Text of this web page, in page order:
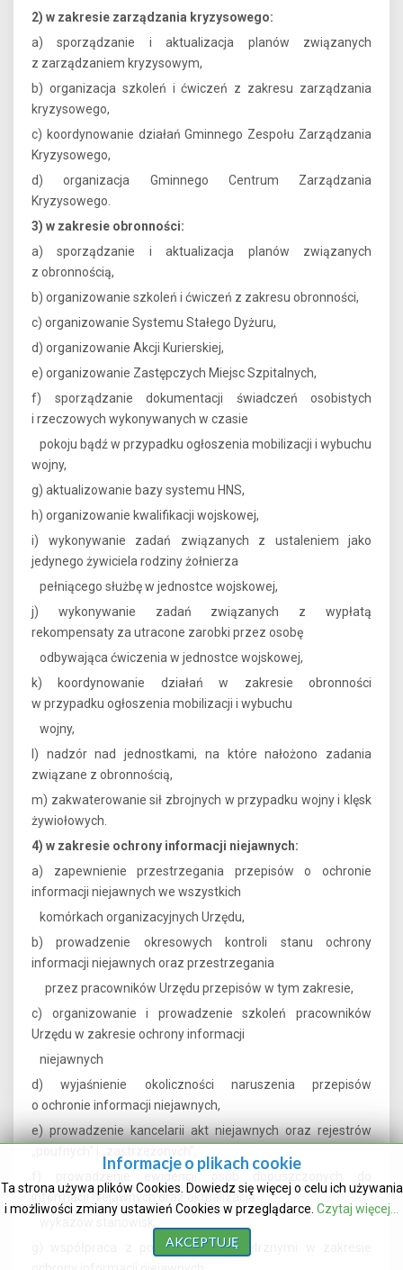
2) w zakresie zarządzania kryzysowego:
a) sporządzanie i aktualizacja planów związanych
z zarządzaniem kryzysowym,
b) organizacja szkoleń i ćwiczeń z zakresu zarządzania
kryzysowego,
c) koordynowanie działań Gminnego Zespołu Zarządzania
Kryzysowego,
d) organizacja Gminnego Centrum Zarządzania
Kryzysowego.
3) w zakresie obronności:
a) sporządzanie i aktualizacja planów związanych
z obronnością,
b) organizowanie szkoleń i ćwiczeń z zakresu obronności,
c) organizowanie Systemu Stałego Dyżuru,
d) organizowanie Akcji Kurierskiej,
e) organizowanie Zastępczych Miejsc Szpitalnych,
f) sporządzanie dokumentacji świadczeń osobistych
i rzeczowych wykonywanych w czasie
pokoju bądź w przypadku ogłoszenia mobilizacji i wybuchu
wojny,
g) aktualizowanie bazy systemu HNS,
h) organizowanie kwalifikacji wojskowej,
i) wykonywanie zadań związanych z ustaleniem jako
jedynego żywiciela rodziny żołnierza
pełniącego służbę w jednostce wojskowej,
j) wykonywanie zadań związanych z wypłatą
rekompensaty za utracone zarobki przez osobę
odbywająca ćwiczenia w jednostce wojskowej,
k) koordynowanie działań w zakresie obronności
w przypadku ogłoszenia mobilizacji i wybuchu
wojny,
l) nadzór nad jednostkami, na które nałożono zadania
związane z obronnością,
m) zakwaterowanie sił zbrojnych w przypadku wojny i klęsk
żywiołowych.
4) w zakresie ochrony informacji niejawnych:
a) zapewnienie przestrzegania przepisów o ochronie
informacji niejawnych we wszystkich
komórkach organizacyjnych Urzędu,
b) prowadzenie okresowych kontroli stanu ochrony
informacji niejawnych oraz przestrzegania
przez pracowników Urzędu przepisów w tym zakresie,
c) organizowanie i prowadzenie szkoleń pracowników
Urzędu w zakresie ochrony informacji
niejawnych
d) wyjaśnienie okoliczności naruszenia przepisów
o ochronie informacji niejawnych,
e) prowadzenie kancelarii akt niejawnych oraz rejestrów
f) prowadzenie ewidencji osób dopuszczonych do
informacji niejawnych oraz aktualizacja
g) współpraca z podmiotami zewnętrznymi w zakresie
Informacje o plikach cookie
Ta strona używa plików Cookies. Dowiedz się więcej o celu ich używania
i możliwości zmiany ustawień Cookies w przeglądarce. Czytaj więcej...
AKCEPTUJĘ